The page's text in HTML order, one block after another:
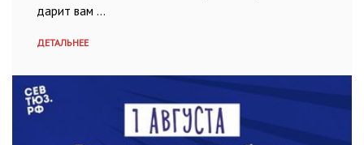
дарит вам …
ДЕТАЛЬНЕЕ